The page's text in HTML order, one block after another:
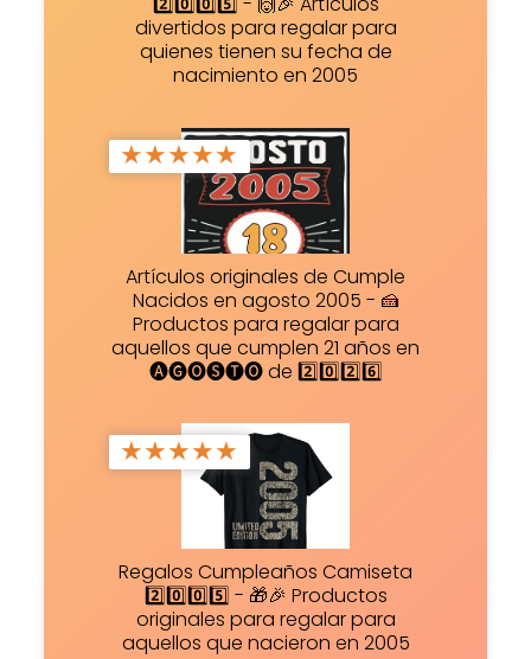
divertidos para regalar para
quienes tienen su fecha de
nacimiento en 2005
★★★★★
Artículos originales de Cumple
Nacidos en agosto 2005 - 🍰
Productos para regalar para
aquellos que cumplen 21 años en
🅐🅖🅞🅢🅣🅞 de 2️⃣0️⃣2️⃣6️⃣
★★★★★
Regalos Cumpleaños Camiseta
2️⃣0️⃣0️⃣5️⃣ - 🎁🎉 Productos
originales para regalar para
aquellos que nacieron en 2005